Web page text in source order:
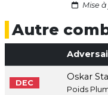
Mise à
Autre
DEC
Oskar
Poids